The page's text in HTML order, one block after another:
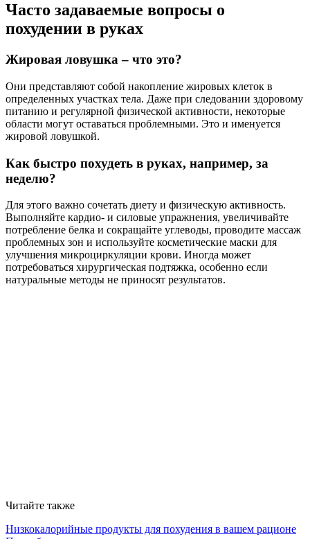
Часто задаваемые вопросы о
похудении в руках
Жировая ловушка – что это?
Они представляют собой накопление жировых клеток в
определенных участках тела. Даже при следовании здоровому
питанию и регулярной физической активности, некоторые
области могут оставаться проблемными. Это и именуется
жировой ловушкой.
Как быстро похудеть в руках, например, за
неделю?
Для этого важно сочетать диету и физическую активность.
Выполняйте кардио- и силовые упражнения, увеличивайте
потребление белка и сокращайте углеводы, проводите массаж
проблемных зон и используйте косметические маски для
улучшения микроциркуляции крови. Иногда может
потребоваться хирургическая подтяжка, особенно если
натуральные методы не приносят результатов.
Читайте также
Низкокалорийные продукты для похудения в вашем рационе